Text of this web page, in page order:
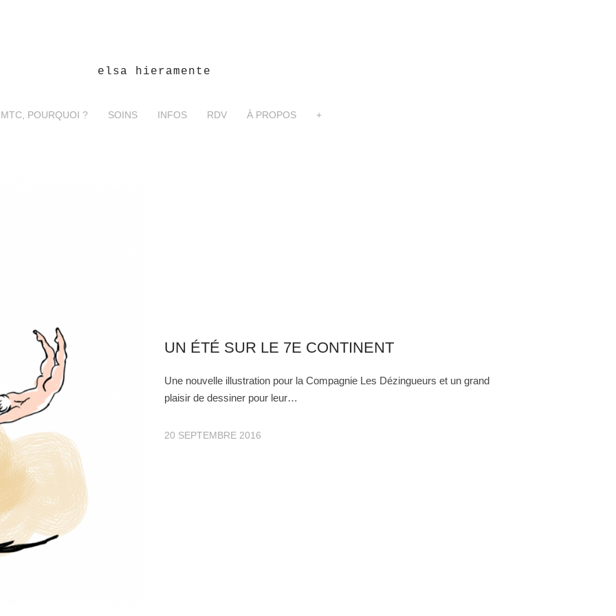
elsa hieramente
POURQUOI ? SOINS INFOS RDV À PROPOS +
UN ÉTÉ SUR LE 7E CONTINENT
Une nouvelle illustration pour la Compagnie Les Dézingueurs et un grand
plaisir de dessiner pour leur…
20 SEPTEMBRE 2016